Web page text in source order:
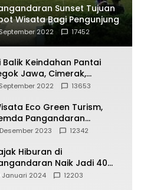
Sunset Tujuan
Wisata Bagi Pengunjung
2022 17452
Balik Keindahan Pantai
Jawa, Cimerak,
2022 13653
Eco Green Turism,
Pangandaran
PLN
Desember 2023 12342
Hiburan di
Naik Jadi 40
Januari 2024 12203